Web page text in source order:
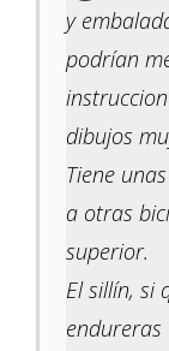
y
podrían
dibujos
Tiene
a otras
superior.
El sillín, si